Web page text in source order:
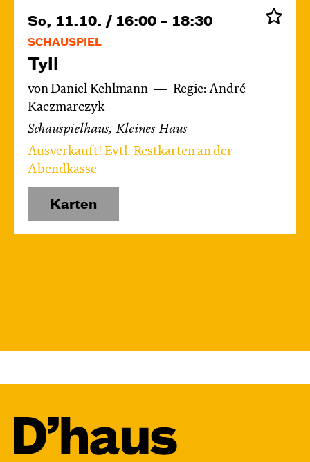
So, 11.10. / 16:00 – 18:30
SCHAUSPIEL
Tyll
von Daniel Kehlmann
Regie: André
Kaczmarczyk
Schauspielhaus, Kleines Haus
Ausverkauft! Evtl. Restkarten an der
Abendkasse
Karten